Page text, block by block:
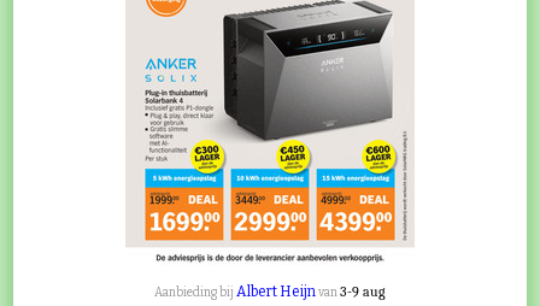
Aanbieding bij Albert Heijnvan3-9 aug